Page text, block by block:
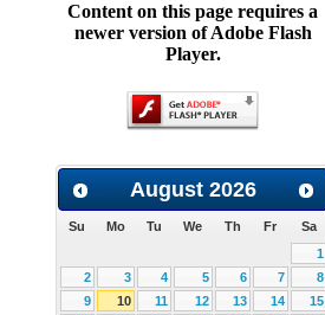
Content on this page requires a
newer version of Adobe Flash
Player.
August 2026
Su Mo Tu We Th Fr
Sa
1
2
3 4 5 6 7
8
9
10 11 12 13 14
15